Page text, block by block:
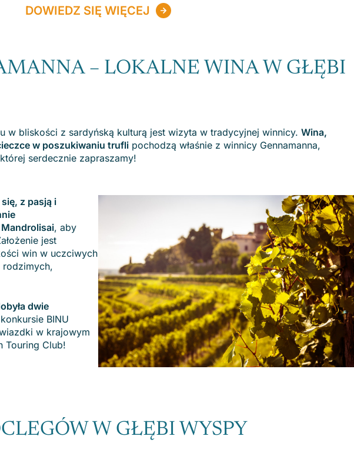
DOWIEDZ SIĘ WIĘCEJ
– LOKALNE WINA W GŁĘBI
w bliskości z sardyńską kulturą jest wizyta w tradycyjnej winnicy. Wina,
w poszukiwaniu trufli pochodzą właśnie z winnicy Gennamanna,
serdecznie zapraszamy!
z pasją i
, aby
jest
win w uczciwych
rodzimych,
dwie
BINU
w krajowym
Touring Club!
W GŁĘBI WYSPY